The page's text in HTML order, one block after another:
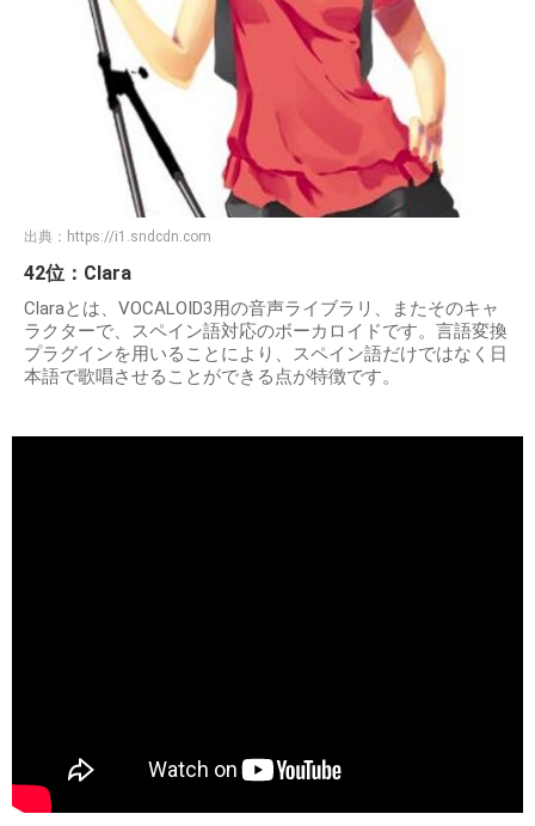
出典： https://i1.sndcdn.com
42位：Clara
Claraとは、VOCALOID3用の音声ライブラリ、またそのキャ
ラクターで、スペイン語対応のボーカロイドです。言語変換
プラグインを用いることにより、スペイン語だけではなく日
本語で歌唱させることができる点が特徴です。